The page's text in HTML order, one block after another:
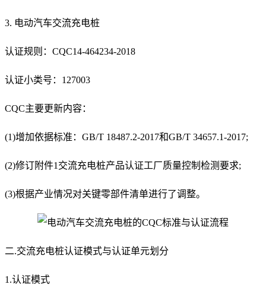
3. 电动汽车交流充电桩
认证规则：CQC14-464234-2018
认证小类号：127003
CQC主要更新内容：
(1)增加依据标准：GB/T 18487.2-2017和GB/T 34657.1-2017;
(2)修订附件1交流充电桩产品认证工厂质量控制检测要求;
(3)根据产业情况对关键零部件清单进行了调整。
二.交流充电桩认证模式与认证单元划分
1.认证模式